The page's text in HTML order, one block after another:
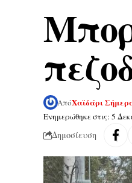
Ενημερώθηκε στις: 5
ΑπόΧαϊδάρι
Δημοσίευση